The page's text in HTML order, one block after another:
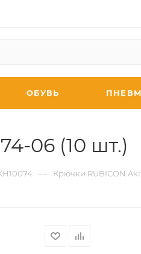
ОБУВЬ
06 (10 шт.)
— Крючки RUBICON